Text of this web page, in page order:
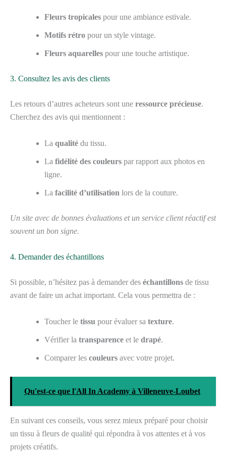
Fleurs tropicales pour une ambiance estivale.
Motifs rétro pour un style vintage.
Fleurs aquarelles pour une touche artistique.
3. Consultez les avis des clients
Les retours d’autres acheteurs sont une ressource précieuse.
Cherchez des avis qui mentionnent :
La qualité du tissu.
La fidélité des couleurs par rapport aux photos en
ligne.
La facilité d’utilisation lors de la couture.
Un site avec de bonnes évaluations et un service client réactif est
souvent un bon signe.
4. Demander des échantillons
Si possible, n’hésitez pas à demander des échantillons de tissu
avant de faire un achat important. Cela vous permettra de :
Toucher le tissu pour évaluer sa texture.
Vérifier la transparence et le drapé.
Comparer les couleurs avec votre projet.
Qu'est-ce que l'All In Academy à Villeneuve-Loubet
En suivant ces conseils, vous serez mieux préparé pour choisir
un tissu à fleurs de qualité qui répondra à vos attentes et à vos
projets créatifs.